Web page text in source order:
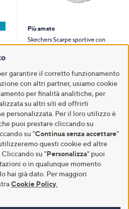
Più amato
Skechers Scarpe sportive con
€ 99,90
5.0
of
5
Stars
(11)11
Recensioni
Aggiungi al carrello
garantire il corretto funzionamento
con altri partner, usiamo cookie
per finalità analitiche, per
su altri siti ed offrirti
personalizzata. Per il loro utilizzo è
puoi prestare cliccando su
su "Continua senza accettare"
questi cookie ed altre
su "Personalizza" puoi
o in qualunque momento
hai già dato. Per maggiori
Cookie Policy